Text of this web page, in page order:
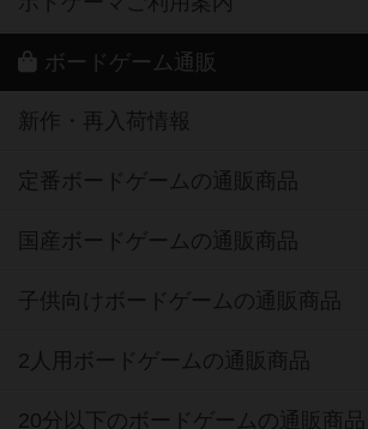
ボードゲーム通販
新作・再入荷情報
定番ボードゲームの通販商品
国産ボードゲームの通販商品
子供向けボードゲームの通販商品
2人用ボードゲームの通販商品
20分以下のボードゲームの通販商品